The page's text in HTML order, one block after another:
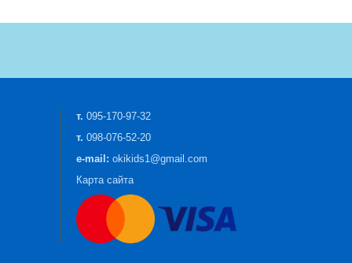
т. 095-170-97-32
т. 098-076-52-20
e-mail: okikids1@gmail.com
Карта сайта